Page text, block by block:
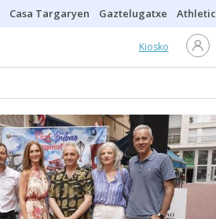
Casa Targaryen Gaztelugatxe Athletic
Kiosko